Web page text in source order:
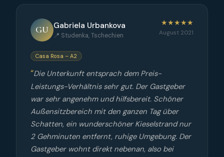
GU Gabriela Urbankova
📍 Studenka, Tschechien
★★★★★
August 2021
Casa Rosa – A2
Die Unterkunft entsprach dem Preis-
Leistungs-Verhältnis sehr gut. Der Gastgeber
war sehr angenehm und hilfsbereit. Schöner
Außensitzbereich mit den ganzen Tag über
Schatten, ein wunderschöner Kieselstrand nur
2 Gehminuten entfernt, ruhige Umgebung. Der
Gastgeber wohnt direkt nebenan, also bei